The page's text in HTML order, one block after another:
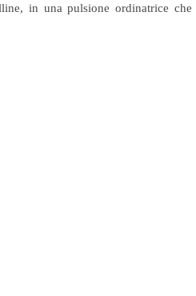
in una pulsione ordinatrice che